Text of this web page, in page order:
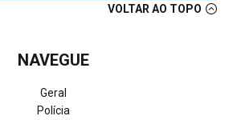
VOLTAR AO TOPO
NAVEGUE
Geral
Polícia